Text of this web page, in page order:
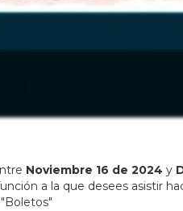
Noviembre 16 de 2024 y
a la que desees asistir